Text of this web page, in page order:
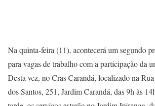
Na quinta-feira (11), acontecerá um segundo
para vagas de trabalho com a participação da
Desta vez, no Cras Carandá, localizado na
dos Santos, 251, Jardim Carandá, das 9h às